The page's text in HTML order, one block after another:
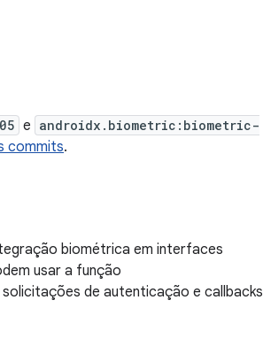
e androidx.biometric:biometric-
commits.
biométrica em interfaces
usar a função
de autenticação e callbacks